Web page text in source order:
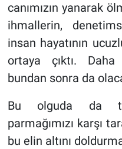
canımızın yanarak
ihmallerin,
insan hayatının
ortaya çıktı.
bundan sonra da
Bu olguda da
parmağımızı karşı
bu elin altını